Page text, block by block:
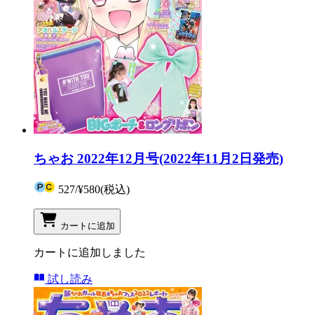
ちゃお 2022年12月号(2022年11月2日発売)
527/¥580(税込)
カートに追加
カートに追加しました
試し読み